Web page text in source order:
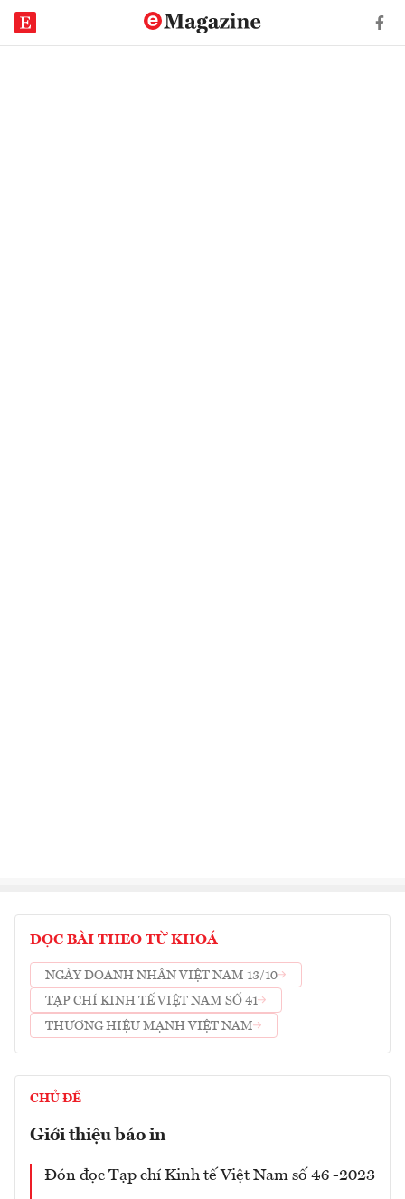
ĐỌC BÀI THEO TỪ KHOÁ
NGÀY DOANH NHÂN VIỆT NAM 13/10
TẠP CHÍ KINH TẾ VIỆT NAM SỐ 41
THƯƠNG HIỆU MẠNH VIỆT NAM
CHỦ ĐỀ
Giới thiệu báo in
Đón đọc Tạp chí Kinh tế Việt Nam số 46 -2023